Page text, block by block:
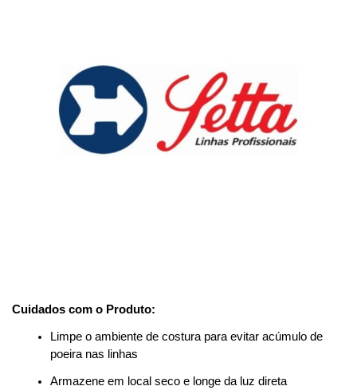
Cuidados com o Produto:
Limpe o ambiente de costura para evitar acúmulo de
poeira nas linhas
Armazene em local seco e longe da luz direta